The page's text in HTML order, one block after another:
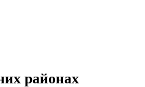
районах